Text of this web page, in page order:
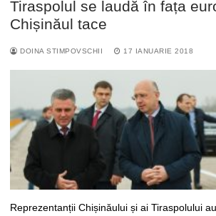
Tiraspolul se laudă în fața
Chișinăul tace
DOINA STIMPOVSCHII 17 IANUARIE 2018
Reprezentanții Chișinăului și ai Tiraspolului